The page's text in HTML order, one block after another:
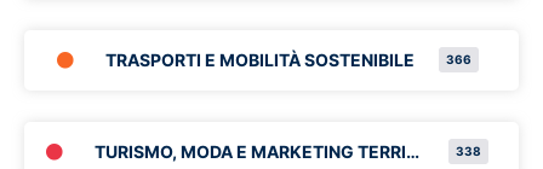
TRASPORTI E MOBILITÀ SOSTENIBILE 366
TURISMO, MODA E MARKETING TERRITORIALE 338